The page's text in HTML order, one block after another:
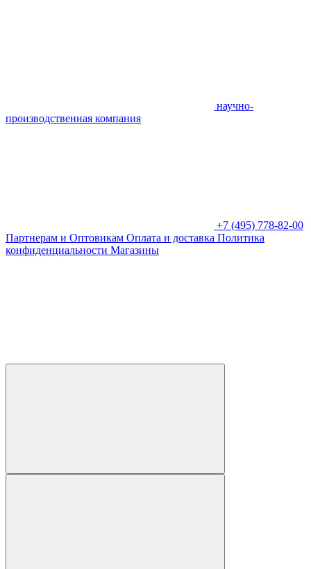
научно-
производственная компания
+7 (495) 778-82-00
Партнерам и Оптовикам Оплата и доставка Политика
конфиденциальности Магазины